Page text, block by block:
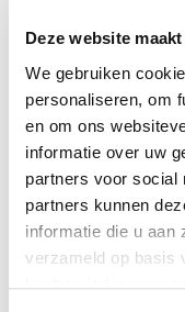
Deze website
We gebruiken
personaliseren, om
en om ons
informatie over uw
partners voor social
partners kunnen
informatie die u aan
verzameld op basis
kunt op ieder